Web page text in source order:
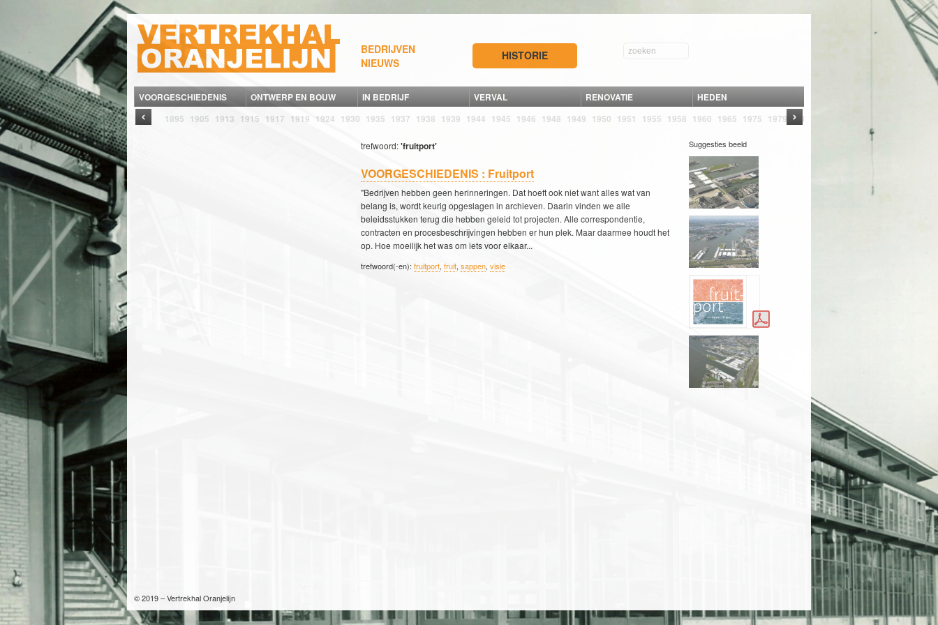
BEDRIJVEN
NIEUWS
HISTORIE
VOORGESCHIEDENIS ONTWERP EN BOUW IN BEDRIJF VERVAL RENOVATIE
HEDEN
1895 1905 1913 1915 1917 1919 1924 1930 1935 1937 1938 1939 1944 1945 1946 1948 1949 1950 1951 1955 1958 1960 1965 1975 1979 1980
‹ ›
trefwoord:'fruitport'
VOORGESCHIEDENIS : Fruitport
"Bedrijven hebben geen herinneringen. Dat hoeft ook niet want alles wat van
belang is, wordt keurig opgeslagen in archieven. Daarin vinden we alle
beleidsstukken terug die hebben geleid tot projecten. Alle correspondentie,
contracten en procesbeschrijvingen hebben er hun plek. Maar daarmee houdt het
op. Hoe moeilijk het was om iets voor elkaar...
trefwoord(-en): fruitport, fruit, sappen, visie
Suggesties beeld
© 2019 – Vertrekhal Oranjelijn